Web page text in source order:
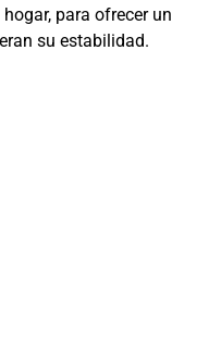
para ofrecer un
su estabilidad.